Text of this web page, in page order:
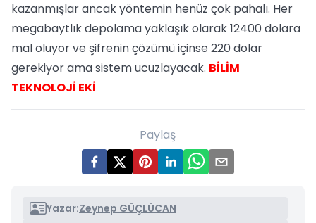
kazanmışlar ancak yöntemin henüz çok pahalı. Her
megabaytlık depolama yaklaşık olarak 12400 dolara
mal oluyor ve şifrenin çözümü içinse 220 dolar
gerekiyor ama sistem ucuzlayacak. BİLİM
TEKNOLOJİ EKİ
Paylaş
Yazar:Zeynep GÜÇLÜCAN